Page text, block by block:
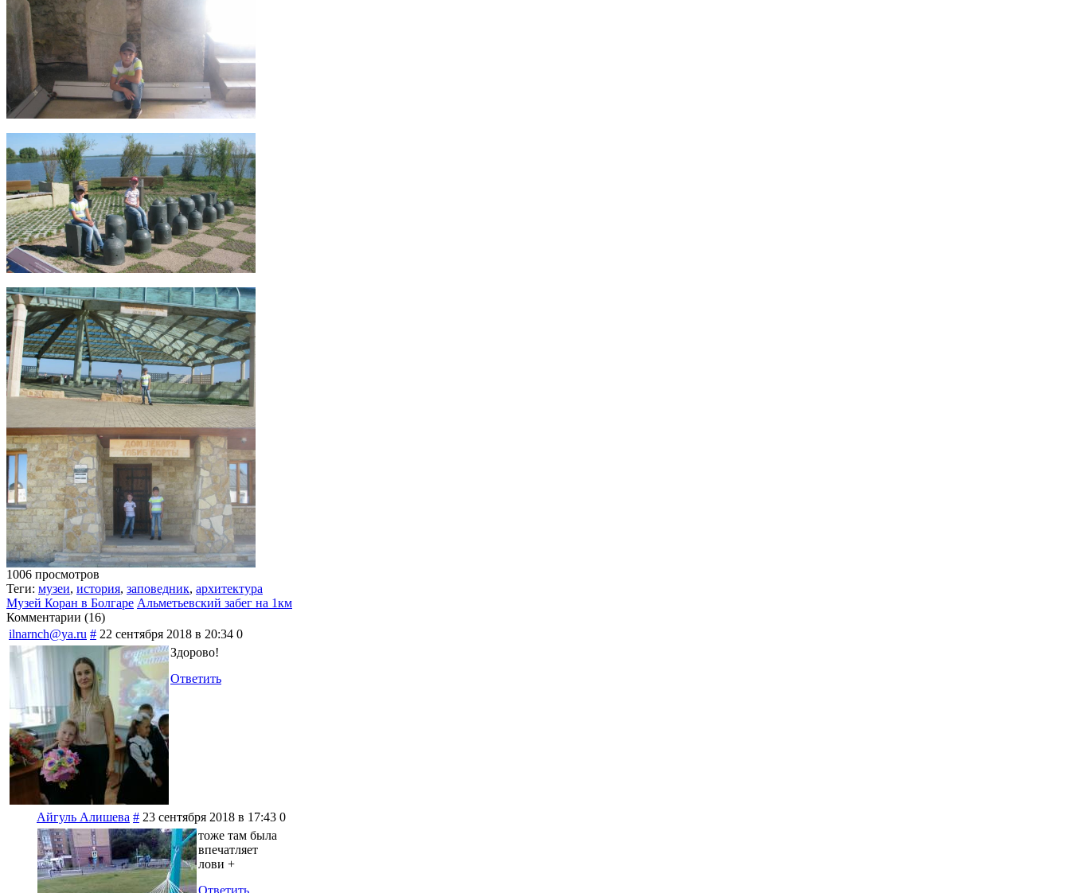
1006 просмотров
Теги: музеи, история, заповедник, архитектура
Музей Коран в Болгаре Альметьевский забег на 1км
Комментарии (16)
ilnarnch@ya.ru # 22 сентября 2018 в 20:34 0
Здорово!
Ответить
Айгуль Алишева # 23 сентября 2018 в 17:43 0
тоже там была
впечатляет
лови +